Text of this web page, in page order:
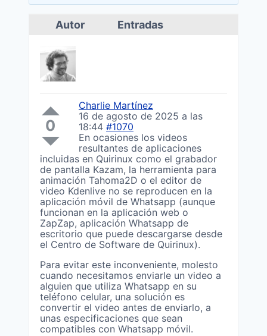
Autor Entradas
0
Charlie Martínez
16 de agosto de 2025 a las
18:44 #1070
En ocasiones los videos
resultantes de aplicaciones
incluidas en Quirinux como el grabador
de pantalla Kazam, la herramienta para
animación Tahoma2D o el editor de
video Kdenlive no se reproducen en la
aplicación móvil de Whatsapp (aunque
funcionan en la aplicación web o
ZapZap, aplicación Whatsapp de
escritorio que puede descargarse desde
el Centro de Software de Quirinux).
Para evitar este inconveniente, molesto
cuando necesitamos enviarle un video a
alguien que utiliza Whatsapp en su
teléfono celular, una solución es
convertir el video antes de enviarlo, a
unas especificaciones que sean
compatibles con Whatsapp móvil.